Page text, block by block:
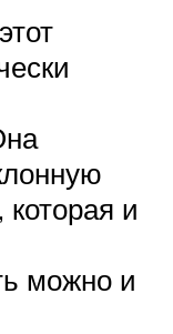
и
можно и